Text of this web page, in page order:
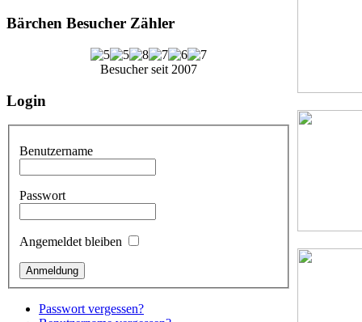
Bärchen Besucher Zähler
Besucher seit 2007
Login
Benutzername
Passwort
Angemeldet bleiben
Passwort vergessen?